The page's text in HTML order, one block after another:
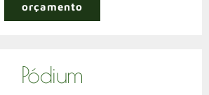
orçamento
Pódium